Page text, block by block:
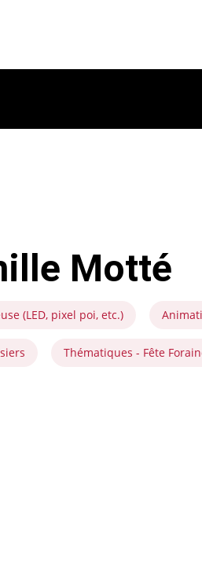
Motté
(LED, pixel poi, etc.)
Thématiques - Fête